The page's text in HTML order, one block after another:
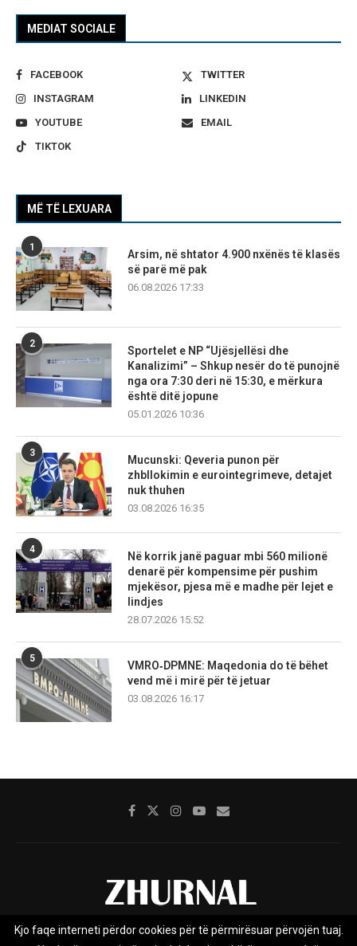
MEDIAT SOCIALE
FACEBOOK
TWITTER
INSTAGRAM
LINKEDIN
YOUTUBE
EMAIL
TIKTOK
MË TË LEXUARA
1
Arsim, në shtator 4.900 nxënës të klasës
së parë më pak
06.08.2026 17:33
2
Sportelet e NP “Ujësjellësi dhe
Kanalizimi” – Shkup nesër do të punojnë
nga ora 7:30 deri në 15:30, e mërkura
është ditë jopune
05.01.2026 10:36
3
Mucunski: Qeveria punon për
zhbllokimin e eurointegrimeve, detajet
nuk thuhen
03.08.2026 16:35
4
Në korrik janë paguar mbi 560 milionë
denarë për kompensime për pushim
mjekësor, pjesa më e madhe për lejet e
lindjes
28.07.2026 15:52
5
VMRO‑DPMNE: Maqedonia do të bëhet
vend më i mirë për të jetuar
03.08.2026 16:17
Rreth nesh Impresumi Marketing Kontakt
Kjo faqe interneti përdor cookies për të përmirësuar përvojën tuaj.